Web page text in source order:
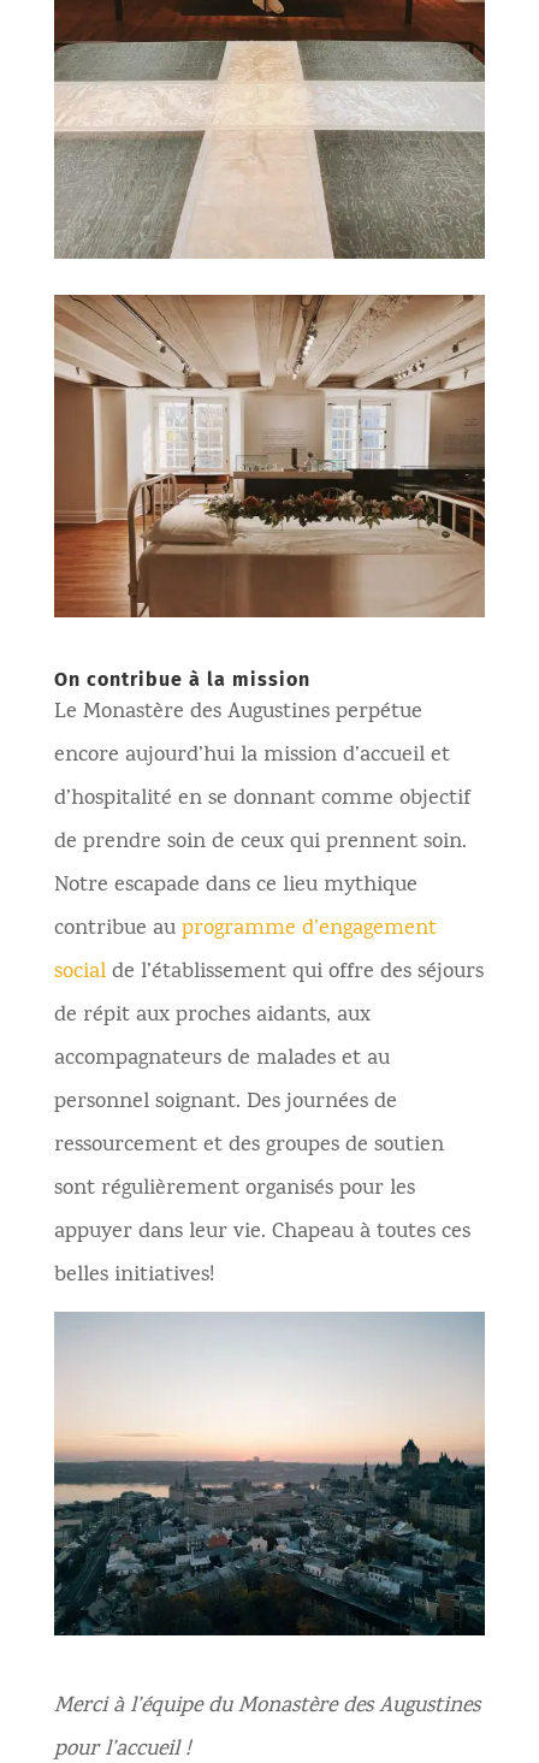
On contribue à la mission
Le Monastère des Augustines perpétue
encore aujourd’hui la mission d’accueil et
d’hospitalité en se donnant comme objectif
de prendre soin de ceux qui prennent soin.
Notre escapade dans ce lieu mythique
contribue auprogramme d’engagement
socialde l’établissement qui offre des séjours
de répit aux proches aidants, aux
accompagnateurs de malades et au
personnel soignant. Des journées de
ressourcement et des groupes de soutien
sont régulièrement organisés pour les
appuyer dans leur vie. Chapeau à toutes ces
belles initiatives!
Merci à l’équipe du Monastère des Augustines
pour l’accueil !